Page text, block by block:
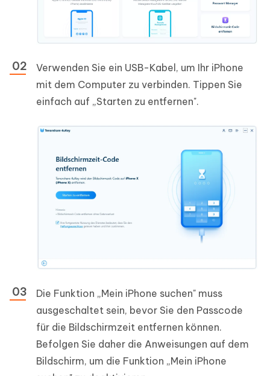
Verwenden Sie ein USB-Kabel, um Ihr iPhone
mit dem Computer zu verbinden. Tippen Sie
einfach auf „Starten zu entfernen".
Die Funktion „Mein iPhone suchen" muss
ausgeschaltet sein, bevor Sie den Passcode
für die Bildschirmzeit entfernen können.
Befolgen Sie daher die Anweisungen auf dem
Bildschirm, um die Funktion „Mein iPhone